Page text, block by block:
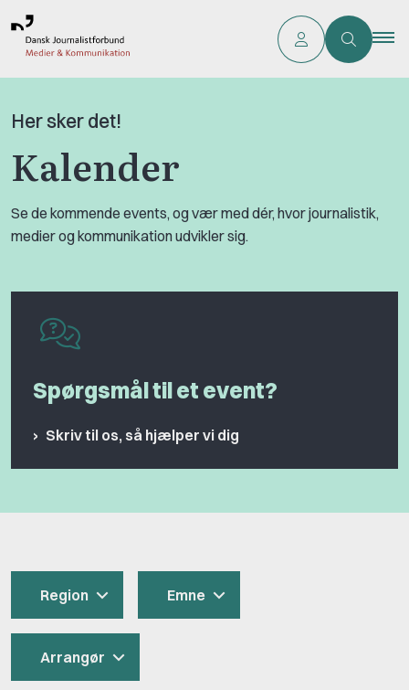
Her sker det!
Kalender
Se de kommende events, og vær med dér, hvor journalistik,
medier og kommunikation udvikler sig.
Spørgsmål til et event?
Skriv til os, så hjælper vi dig
Region Emne
Arrangør